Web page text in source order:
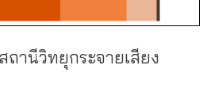
านีวิทยุกระจายเสียง